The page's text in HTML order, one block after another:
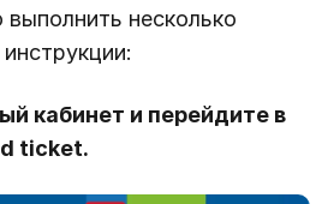
несколько
кабинет и перейдите в
ticket.